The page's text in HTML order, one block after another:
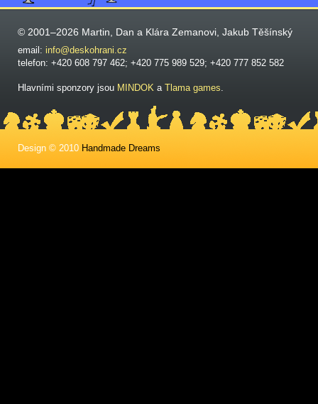
© 2001–2026 Martin, Dan a Klára Zemanovi, Jakub Těšínský
email: info@deskohrani.cz
telefon: +420 608 797 462; +420 775 989 529; +420 777 852 582
Hlavními sponzory jsou MINDOK a Tlama games.
Design © 2010 Handmade Dreams